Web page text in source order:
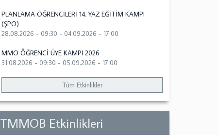
PLANLAMA ÖĞRENCİLERİ 14. YAZ EĞİTİM KAMPI
(ŞPO)
28.08.2026 - 09:30 -04.09.2026 - 17:00
MMO ÖĞRENCİ ÜYE KAMPI 2026
31.08.2026 - 09:30 -05.09.2026 - 17:00
Tüm Etkinlikler
TMMOB Etkinlikleri